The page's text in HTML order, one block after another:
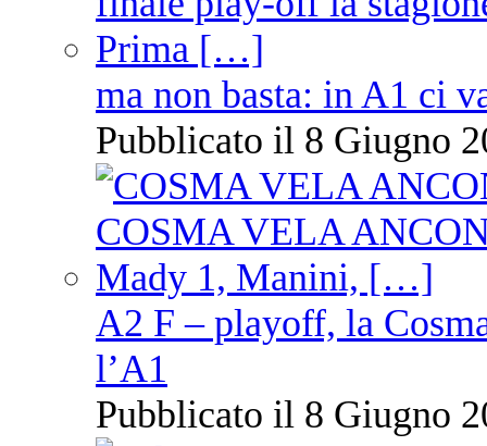
ma non basta: in A1 ci
Pubblicato il 8 Giugno
A2 F – playoff, la
l’A1
Pubblicato il 8 Giugno